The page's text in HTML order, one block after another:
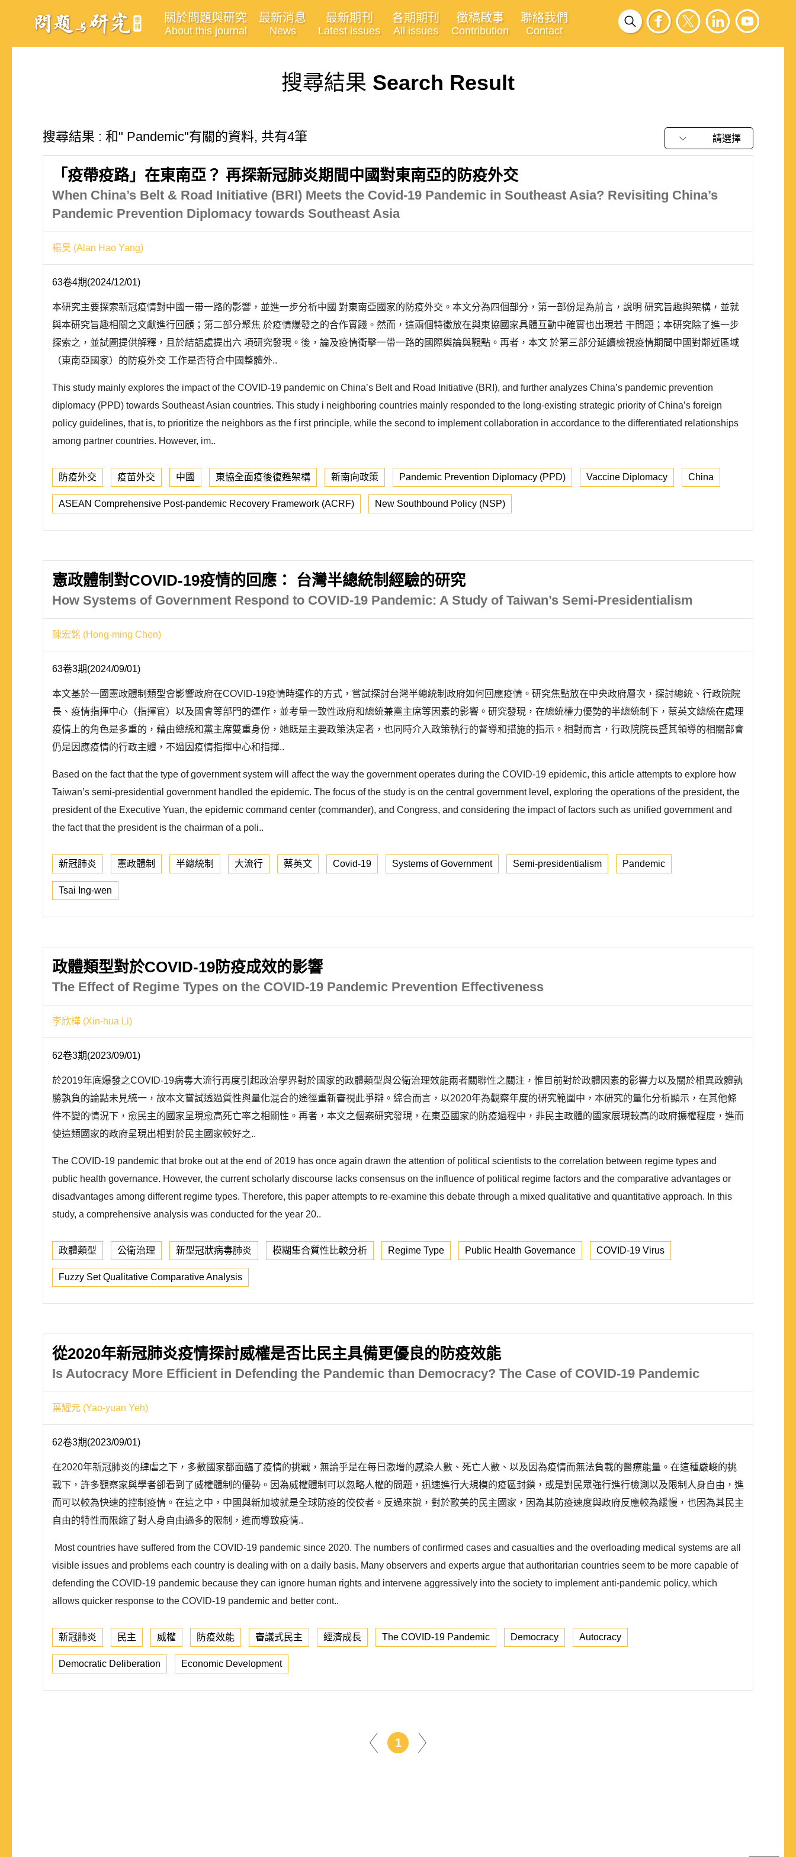
關於問題與研究
About this journal
最新消息
News
最新期刊
Latest issues
各期期刊
All issues
徵稿啟事
Contribution
聯絡我們
Contact
搜尋結果 Search Result
搜尋結果 : 和" Pandemic"有關的資料, 共有4筆 請選擇
「疫帶疫路」在東南亞？ 再探新冠肺炎期間中國對東南亞的防疫外交
When China’s Belt & Road Initiative (BRI) Meets the Covid-19 Pandemic in Southeast Asia? Revisiting China’s
Pandemic Prevention Diplomacy towards Southeast Asia
楊昊 (Alan Hao Yang)
63卷4期(2024/12/01)
本研究主要探索新冠疫情對中國一帶一路的影響，並進一步分析中國 對東南亞國家的防疫外交。本文分為四個部分，第一部份是為前言，說明 研究旨趣與架構，並就
與本研究旨趣相關之文獻進行回顧；第二部分聚焦 於疫情爆發之的合作實踐。然而，這兩個特徵放在與東協國家具體互動中確實也出現若 干問題；本研究除了進一步
探索之，並試圖提供解釋，且於結語處提出六 項研究發現。後，論及疫情衝擊一帶一路的國際輿論與觀點。再者，本文 於第三部分延續檢視疫情期間中國對鄰近區域
（東南亞國家）的防疫外交 工作是否符合中國整體外..
This study mainly explores the impact of the COVID-19 pandemic on China’s Belt and Road Initiative (BRI), and further analyzes China’s pandemic prevention
diplomacy (PPD) towards Southeast Asian countries. This study i neighboring countries mainly responded to the long-existing strategic priority of China’s foreign
policy guidelines, that is, to prioritize the neighbors as the f irst principle, while the second to implement collaboration in accordance to the differentiated relationships
among partner countries. However, im..
防疫外交 疫苗外交 中國 東協全面疫後復甦架構 新南向政策 Pandemic Prevention Diplomacy (PPD) Vaccine Diplomacy China
ASEAN Comprehensive Post-pandemic Recovery Framework (ACRF) New Southbound Policy (NSP)
憲政體制對COVID-19疫情的回應： 台灣半總統制經驗的研究
How Systems of Government Respond to COVID-19 Pandemic: A Study of Taiwan’s Semi-Presidentialism
陳宏銘 (Hong-ming Chen)
63卷3期(2024/09/01)
本文基於一國憲政體制類型會影響政府在COVID-19疫情時運作的方式，嘗試探討台灣半總統制政府如何回應疫情。研究焦點放在中央政府層次，探討總統、行政院院
長、疫情指揮中心（指揮官）以及國會等部門的運作，並考量一致性政府和總統兼黨主席等因素的影響。研究發現，在總統權力優勢的半總統制下，蔡英文總統在處理
疫情上的角色是多重的，藉由總統和黨主席雙重身份，她既是主要政策決定者，也同時介入政策執行的督導和措施的指示。相對而言，行政院院長暨其領導的相關部會
仍是因應疫情的行政主體，不過因疫情指揮中心和指揮..
Based on the fact that the type of government system will affect the way the government operates during the COVID-19 epidemic, this article attempts to explore how
Taiwan’s semi-presidential government handled the epidemic. The focus of the study is on the central government level, exploring the operations of the president, the
president of the Executive Yuan, the epidemic command center (commander), and Congress, and considering the impact of factors such as unified government and
the fact that the president is the chairman of a poli..
新冠肺炎 憲政體制 半總統制 大流行 蔡英文 Covid-19 Systems of Government Semi-presidentialism Pandemic
Tsai Ing-wen
政體類型對於COVID-19防疫成效的影響
The Effect of Regime Types on the COVID-19 Pandemic Prevention Effectiveness
李欣樺 (Xin-hua Li)
62卷3期(2023/09/01)
於2019年底爆發之COVID-19病毒大流行再度引起政治學界對於國家的政體類型與公衛治理效能兩者關聯性之關注，惟目前對於政體因素的影響力以及關於相異政體孰
勝孰負的論點未見統一，故本文嘗試透過質性與量化混合的途徑重新審視此爭辯。綜合而言，以2020年為觀察年度的研究範圍中，本研究的量化分析顯示，在其他條
件不變的情況下，愈民主的國家呈現愈高死亡率之相關性。再者，本文之個案研究發現，在東亞國家的防疫過程中，非民主政體的國家展現較高的政府擴權程度，進而
使這類國家的政府呈現出相對於民主國家較好之..
The COVID-19 pandemic that broke out at the end of 2019 has once again drawn the attention of political scientists to the correlation between regime types and
public health governance. However, the current scholarly discourse lacks consensus on the influence of political regime factors and the comparative advantages or
disadvantages among different regime types. Therefore, this paper attempts to re-examine this debate through a mixed qualitative and quantitative approach. In this
study, a comprehensive analysis was conducted for the year 20..
政體類型 公衛治理 新型冠狀病毒肺炎 模糊集合質性比較分析 Regime Type Public Health Governance COVID-19 Virus
Fuzzy Set Qualitative Comparative Analysis
從2020年新冠肺炎疫情探討威權是否比民主具備更優良的防疫效能
Is Autocracy More Efficient in Defending the Pandemic than Democracy? The Case of COVID-19 Pandemic
葉耀元 (Yao-yuan Yeh)
62卷3期(2023/09/01)
在2020年新冠肺炎的肆虐之下，多數國家都面臨了疫情的挑戰，無論乎是在每日激增的感染人數、死亡人數、以及因為疫情而無法負載的醫療能量。在這種嚴峻的挑
戰下，許多觀察家與學者卻看到了威權體制的優勢。因為威權體制可以忽略人權的問題，迅速進行大規模的疫區封鎖，或是對民眾強行進行檢測以及限制人身自由，進
而可以較為快速的控制疫情。在這之中，中國與新加坡就是全球防疫的佼佼者。反過來說，對於歐美的民主國家，因為其防疫速度與政府反應較為緩慢，也因為其民主
自由的特性而限縮了對人身自由過多的限制，進而導致疫情..
Most countries have suffered from the COVID-19 pandemic since 2020. The numbers of confirmed cases and casualties and the overloading medical systems are all
visible issues and problems each country is dealing with on a daily basis. Many observers and experts argue that authoritarian countries seem to be more capable of
defending the COVID-19 pandemic because they can ignore human rights and intervene aggressively into the society to implement anti-pandemic policy, which
allows quicker response to the COVID-19 pandemic and better cont..
新冠肺炎 民主 威權 防疫效能 審議式民主 經濟成長 The COVID-19 Pandemic Democracy Autocracy
Democratic Deliberation Economic Development
1